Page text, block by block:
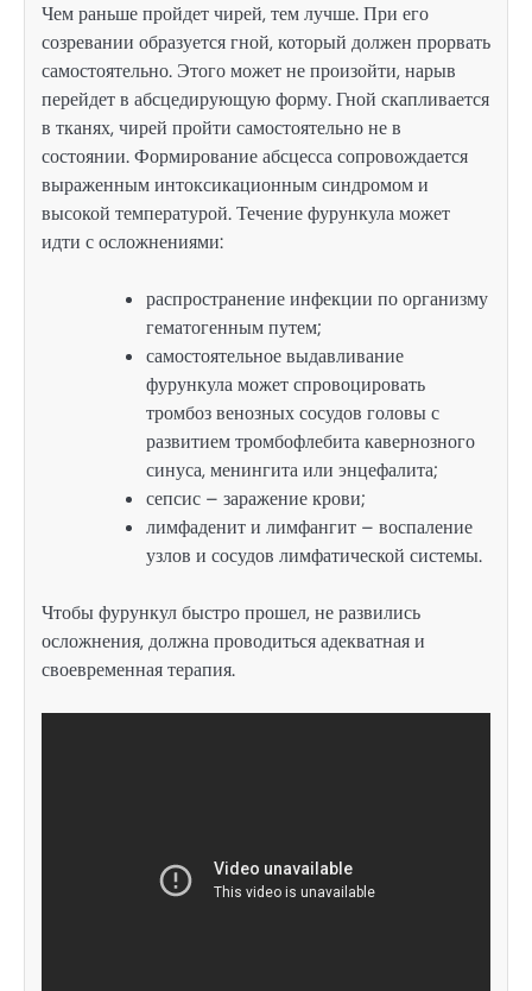
Чем раньше пройдет чирей, тем лучше. При его
созревании образуется гной, который должен прорвать
самостоятельно. Этого может не произойти, нарыв
перейдет в абсцедирующую форму. Гной скапливается
в тканях, чирей пройти самостоятельно не в
состоянии. Формирование абсцесса сопровождается
выраженным интоксикационным синдромом и
высокой температурой. Течение фурункула может
идти с осложнениями:
распространение инфекции по организму
гематогенным путем;
самостоятельное выдавливание
фурункула может спровоцировать
тромбоз венозных сосудов головы с
развитием тромбофлебита кавернозного
синуса, менингита или энцефалита;
сепсис – заражение крови;
лимфаденит и лимфангит – воспаление
узлов и сосудов лимфатической системы.
Чтобы фурункул быстро прошел, не развились
осложнения, должна проводиться адекватная и
своевременная терапия.